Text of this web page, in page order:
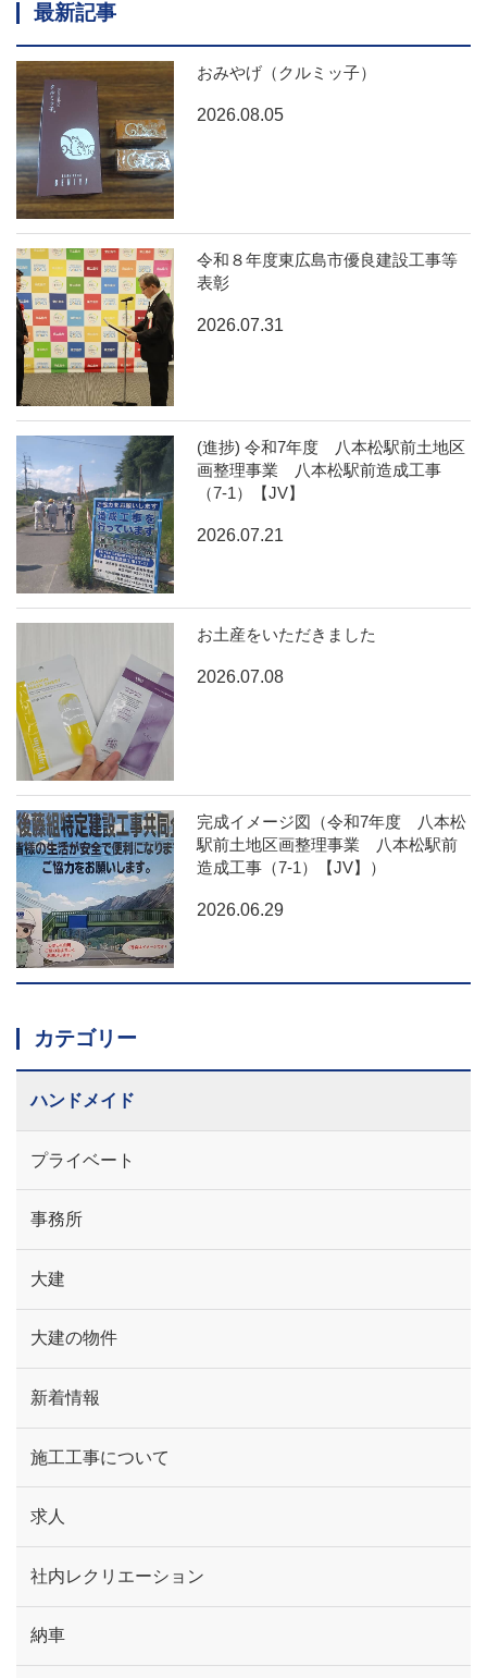
最新記事
おみやげ（クルミッ子）
2026.08.05
令和８年度東広島市優良建設工事等
表彰
2026.07.31
(進捗) 令和7年度 八本松駅前土地区
画整理事業 八本松駅前造成工事
（7-1）【JV】
2026.07.21
お土産をいただきました
2026.07.08
完成イメージ図（令和7年度 八本松
駅前土地区画整理事業 八本松駅前
造成工事（7-1）【JV】）
2026.06.29
カテゴリー
ハンドメイド
プライベート
事務所
大建
大建の物件
新着情報
施工工事について
求人
社内レクリエーション
納車